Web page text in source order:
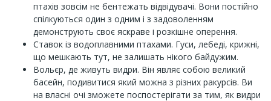
птахів зовсім не бентежать відвідувачі. Вони постійно
спілкуються один з одним і з задоволенням
демонструють своє яскраве і розкішне оперення.
Ставок із водоплавними птахами. Гуси, лебеді, крижні,
що мешкають тут, не залишать нікого байдужим.
Вольєр, де живуть видри. Він являє собою великий
басейн, подивитися який можна з різних ракурсів. Ви
на власні очі зможете поспостерігати за тим, як видри